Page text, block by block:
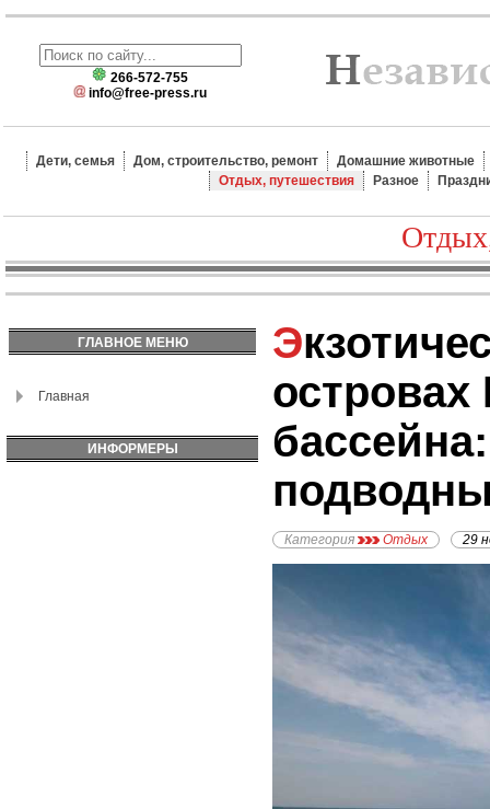
266-572-755
info@free-press.ru
Дети, семья Дом, строительство, ремонт
Домашние животные
Отдых, путешествия
Разное
ГЛАВНОЕ МЕНЮ
Главная
ИНФОРМЕРЫ
Экзотический отдых на
островах
Категория Отдых 29